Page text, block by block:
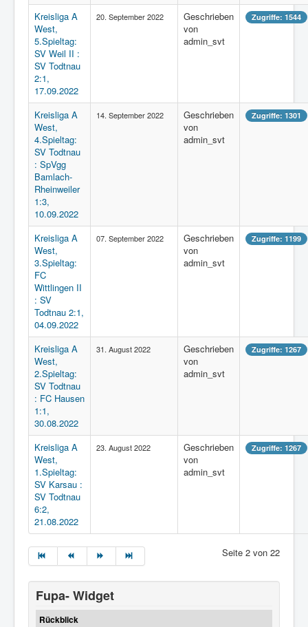
Kreisliga A
West,
5.Spieltag:
SV Weil II :
SV Todtnau
2:1,
17.09.2022
20. September 2022
Geschrieben
von
admin_svt
Zugriffe: 1544
Kreisliga A
West,
4.Spieltag:
SV Todtnau
: SpVgg
Bamlach-
Rheinweiler
1:3,
10.09.2022
14. September 2022
Geschrieben
von
admin_svt
Zugriffe: 1301
Kreisliga A
West,
3.Spieltag:
FC
Wittlingen II
: SV
Todtnau 2:1,
04.09.2022
07. September 2022
Geschrieben
von
admin_svt
Zugriffe: 1199
Kreisliga A
West,
2.Spieltag:
SV Todtnau
: FC Hausen
1:1,
30.08.2022
31. August 2022
Geschrieben
von
admin_svt
Zugriffe: 1267
Kreisliga A
West,
1.Spieltag:
SV Karsau :
SV Todtnau
6:2,
21.08.2022
23. August 2022
Geschrieben
von
admin_svt
Zugriffe: 1267
Seite 2 von 22
Fupa- Widget
Rückblick